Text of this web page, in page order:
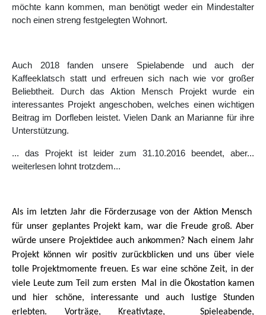
möchte kann kommen, man benötigt weder ein Mindestalter
noch einen streng festgelegten Wohnort.
Auch 2018 fanden unsere Spielabende und auch der
Kaffeeklatsch statt und erfreuen sich nach wie vor großer
Beliebtheit. Durch das Aktion Mensch Projekt wurde ein
interessantes Projekt angeschoben, welches einen wichtigen
Beitrag im Dorfleben leistet. Vielen Dank an Marianne für ihre
Unterstützung.
... das Projekt ist leider zum 31.10.2016 beendet, aber...
weiterlesen lohnt trotzdem...
Als im letzten Jahr die Förderzusage von der Aktion Mensch
für unser geplantes Projekt kam, war die Freude groß. Aber
würde unsere Projektidee auch ankommen? Nach einem Jahr
Projekt können wir positiv zurückblicken und uns über viele
tolle Projektmomente freuen. Es war eine schöne Zeit, in der
viele Leute zum Teil zum ersten
Mal in die Ökostation kamen
und hier schöne, interessante und auch lustige Stunden
erlebten. Vorträge, Kreativtage,
Spieleabende,